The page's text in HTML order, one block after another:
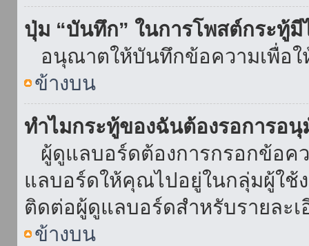
ปุ่ม “บันทึก” ในการโพสต์กระทู้มี
อนุณาตให้บันทึกข้อความเพื่อใ
ข้างบน
ทำไมกระทู้ของฉันต้องรอการอนุ
ผู้ดูแลบอร์ดต้องการกรอกข้อค
แลบอร์ดให้คุณไปอยู่ในกลุ่มผู้ใช้
ติดต่อผู้ดูแลบอร์ดสำหรับรายละเ
ข้างบน